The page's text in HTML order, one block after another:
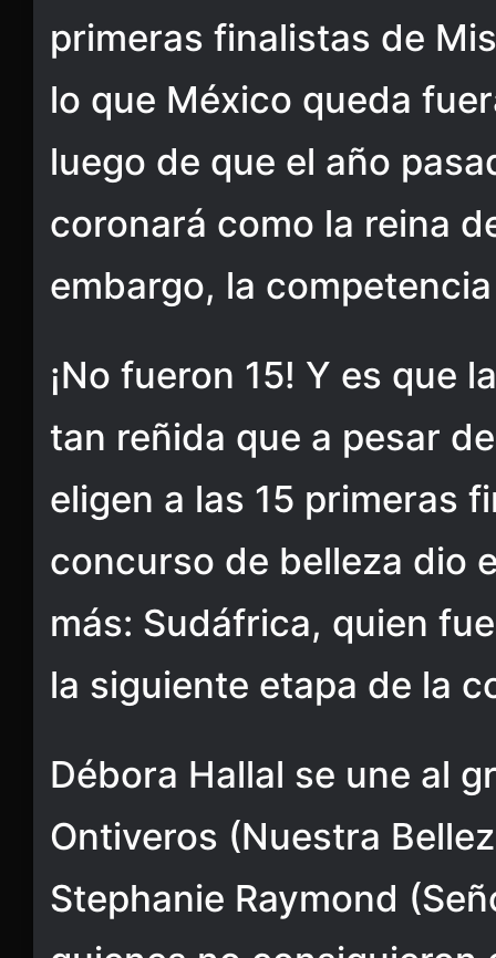
primeras finalistas de
lo que México queda
luego de que el año
coronará como la reina
embargo, la
¡No fueron 15! Y es que
tan reñida que a pesar
eligen a las 15 primeras
concurso de belleza dio
más: Sudáfrica, quien
la siguiente etapa de la
​Débora Hallal se une al
Ontiveros (Nuestra
Stephanie Raymond